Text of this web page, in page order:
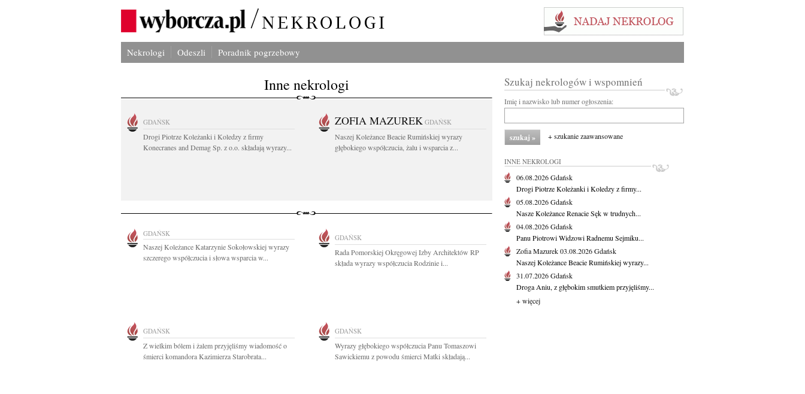
Nekrologi Odeszli Poradnik pogrzebowy
Inne nekrologi
GDAŃSK
Drogi Piotrze Koleżanki i Koledzy z firmy
Konecranes and Demag Sp. z o.o. składają wyrazy...
ZOFIA MAZUREK GDAŃSK
Naszej Koleżance Beacie Rumińskiej wyrazy
głębokiego współczucia, żalu i wsparcia z...
GDAŃSK
Naszej Koleżance Katarzynie Sokołowskiej wyrazy
szczerego współczucia i słowa wsparcia w...
GDAŃSK
Rada Pomorskiej Okręgowej Izby Architektów RP
składa wyrazy współczucia Rodzinie i...
GDAŃSK
Z wielkim bólem i żalem przyjęliśmy wiadomość o
śmierci komandora Kazimierza Starobrata...
GDAŃSK
Wyrazy głębokiego współczucia Panu Tomaszowi
Sawickiemu z powodu śmierci Matki składają...
Szukaj nekrologów i wspomnień
Imię i nazwisko lub numer ogłoszenia:
+ szukanie zaawansowane
INNE NEKROLOGI
06.08.2026Gdańsk
Drogi Piotrze Koleżanki i Koledzy z firmy...
05.08.2026Gdańsk
Nasze Koleżance Renacie Sęk w trudnych...
04.08.2026Gdańsk
Panu Piotrowi Widzowi Radnemu Sejmiku...
Zofia Mazurek03.08.2026Gdańsk
Naszej Koleżance Beacie Rumińskiej wyrazy...
31.07.2026Gdańsk
Droga Aniu, z głębokim smutkiem przyjęliśmy...
+ więcej